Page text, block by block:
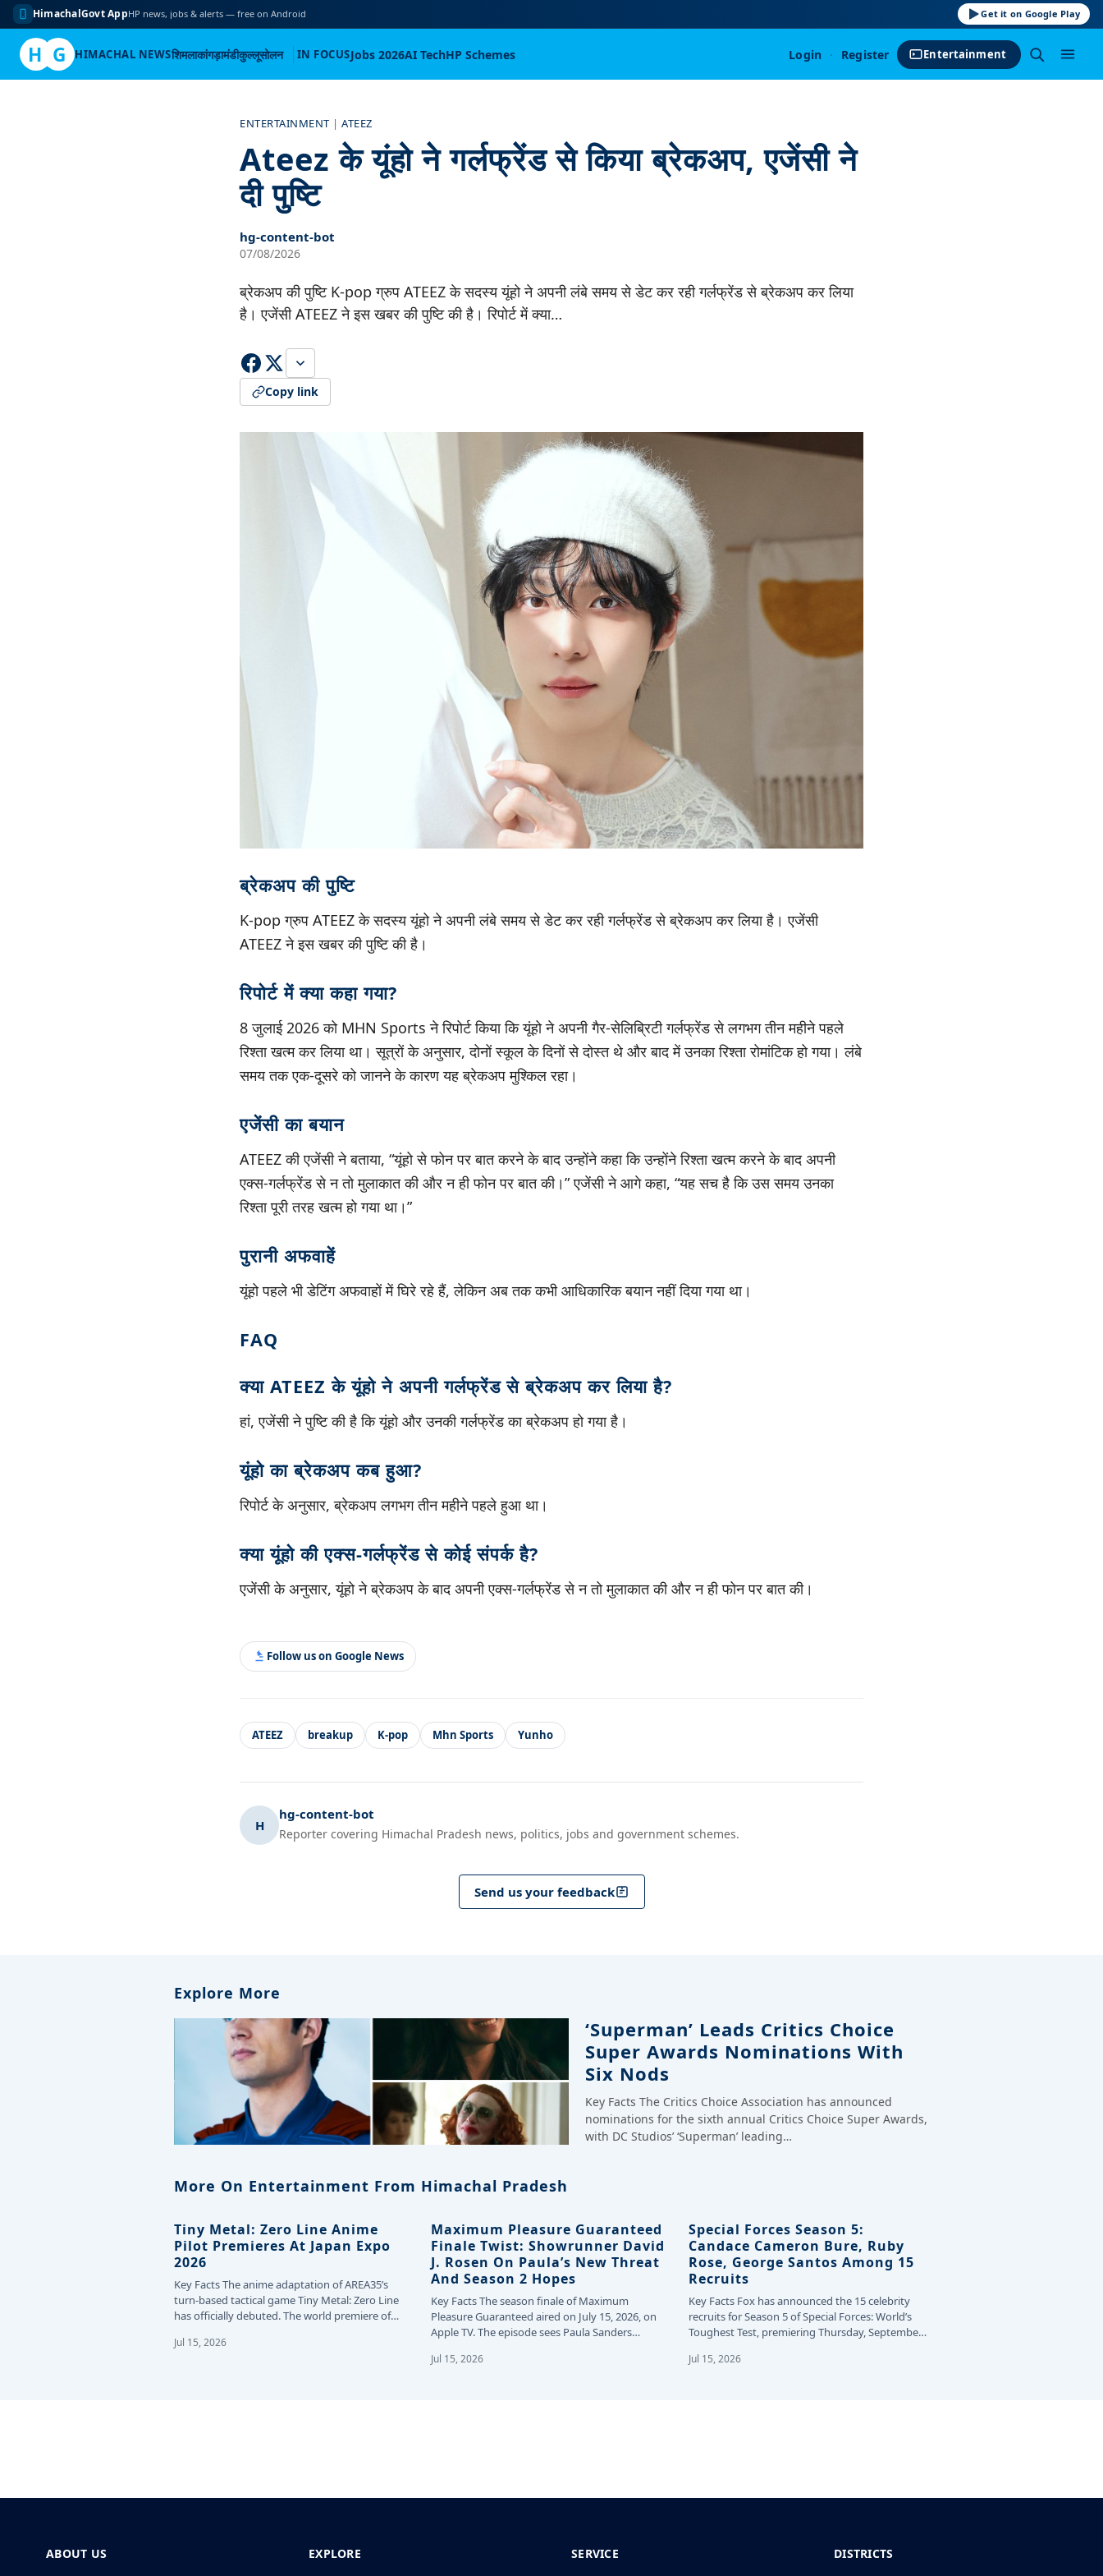
HimachalGovt AppHP news, jobs & alerts — free on Android Get it on Google Play
H G HIMACHAL NEWSशिमलाकांगड़ामंडीकुल्लूसोलन IN FOCUSJobs 2026AI TechHP Schemes Login · Register Entertainment
ENTERTAINMENT |ATEEZ
Ateez के यूंहो ने गर्लफ्रेंड से किया ब्रेकअप, एजेंसी ने
दी पुष्टि
hg-content-bot
07/08/2026
ब्रेकअप की पुष्टि K-pop ग्रुप ATEEZ के सदस्य यूंहो ने अपनी लंबे समय से डेट कर रही गर्लफ्रेंड से ब्रेकअप कर लिया
है। एजेंसी ATEEZ ने इस खबर की पुष्टि की है। रिपोर्ट में क्या…
Copy link
ब्रेकअप की पुष्टि
K-pop ग्रुप ATEEZ के सदस्य यूंहो ने अपनी लंबे समय से डेट कर रही गर्लफ्रेंड से ब्रेकअप कर लिया है। एजेंसी
ATEEZ ने इस खबर की पुष्टि की है।
रिपोर्ट में क्या कहा गया?
8 जुलाई 2026 को MHN Sports ने रिपोर्ट किया कि यूंहो ने अपनी गैर-सेलिब्रिटी गर्लफ्रेंड से लगभग तीन महीने पहले
रिश्ता खत्म कर लिया था। सूत्रों के अनुसार, दोनों स्कूल के दिनों से दोस्त थे और बाद में उनका रिश्ता रोमांटिक हो गया। लंबे
समय तक एक-दूसरे को जानने के कारण यह ब्रेकअप मुश्किल रहा।
एजेंसी का बयान
ATEEZ की एजेंसी ने बताया, “यूंहो से फोन पर बात करने के बाद उन्होंने कहा कि उन्होंने रिश्ता खत्म करने के बाद अपनी
एक्स-गर्लफ्रेंड से न तो मुलाकात की और न ही फोन पर बात की।” एजेंसी ने आगे कहा, “यह सच है कि उस समय उनका
रिश्ता पूरी तरह खत्म हो गया था।”
पुरानी अफवाहें
यूंहो पहले भी डेटिंग अफवाहों में घिरे रहे हैं, लेकिन अब तक कभी आधिकारिक बयान नहीं दिया गया था।
FAQ
क्या ATEEZ के यूंहो ने अपनी गर्लफ्रेंड से ब्रेकअप कर लिया है?
हां, एजेंसी ने पुष्टि की है कि यूंहो और उनकी गर्लफ्रेंड का ब्रेकअप हो गया है।
यूंहो का ब्रेकअप कब हुआ?
रिपोर्ट के अनुसार, ब्रेकअप लगभग तीन महीने पहले हुआ था।
क्या यूंहो की एक्स-गर्लफ्रेंड से कोई संपर्क है?
एजेंसी के अनुसार, यूंहो ने ब्रेकअप के बाद अपनी एक्स-गर्लफ्रेंड से न तो मुलाकात की और न ही फोन पर बात की।
Follow us on Google News
ATEEZ breakup K-pop Mhn Sports Yunho
H
hg-content-bot
Reporter covering Himachal Pradesh news, politics, jobs and government schemes.
Send us your feedback
Explore More
‘Superman’ Leads Critics Choice
Super Awards Nominations With
Six Nods
Key Facts The Critics Choice Association has announced
nominations for the sixth annual Critics Choice Super Awards,
with DC Studios’ ‘Superman’ leading…
More On Entertainment From Himachal Pradesh
Tiny Metal: Zero Line Anime
Pilot Premieres At Japan Expo
2026
Key Facts The anime adaptation of AREA35’s
turn-based tactical game Tiny Metal: Zero Line
has officially debuted. The world premiere of
Jul 15, 2026
Maximum Pleasure Guaranteed
Finale Twist: Showrunner David
J. Rosen On Paula’s New Threat
And Season 2 Hopes
Key Facts The season finale of Maximum
Pleasure Guaranteed aired on July 15, 2026, on
Apple TV. The episode sees Paula Sanders…
Jul 15, 2026
Special Forces Season 5:
Candace Cameron Bure, Ruby
Rose, George Santos Among 15
Recruits
Key Facts Fox has announced the 15 celebrity
recruits for Season 5 of Special Forces: World’s
Toughest Test, premiering Thursday, September
Jul 15, 2026
ABOUT US EXPLORE SERVICE DISTRICTS